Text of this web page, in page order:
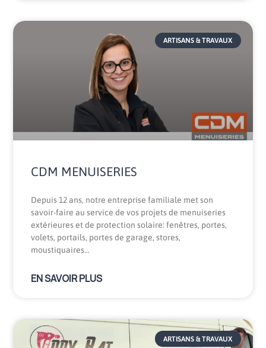
ARTISANS & TRAVAUX
CDM MENUISERIES
Depuis 12 ans, notre entreprise familiale met son
savoir-faire au service de vos projets de menuiseries
extérieures et de protection solaire: fenêtres, portes,
volets, portails, portes de garage, stores,
moustiquaires…
EN SAVOIR PLUS
ARTISANS & TRAVAUX